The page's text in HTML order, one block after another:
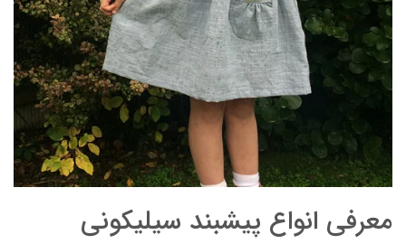
معرفی انواع پیشبند سیلیکونی